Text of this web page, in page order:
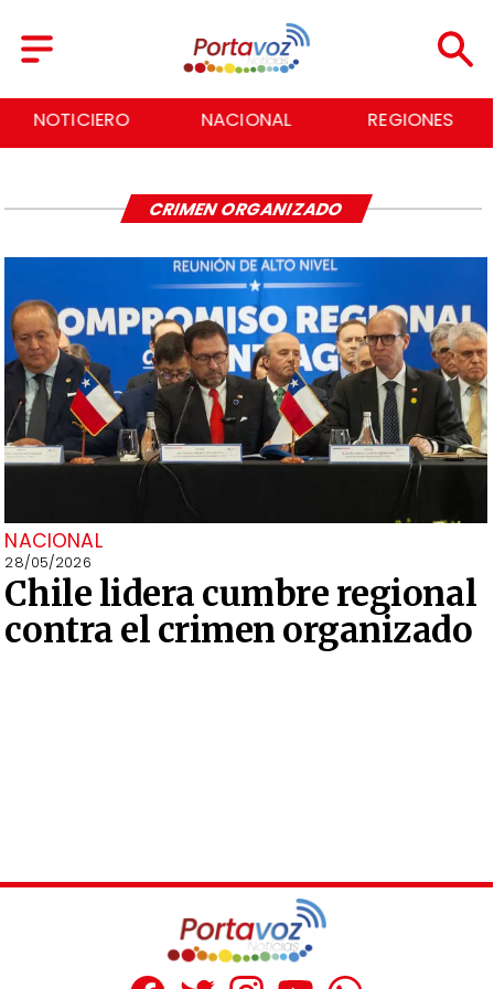
NOTICIERO NACIONAL REGIONES
NACIONAL
28/05/2026
Chile lidera cumbre regional
contra el crimen organizado
CRIMEN ORGANIZADO